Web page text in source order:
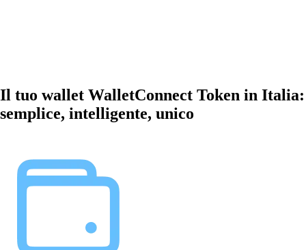
Il tuo wallet WalletConnect Token in Italia:
semplice, intelligente, unico